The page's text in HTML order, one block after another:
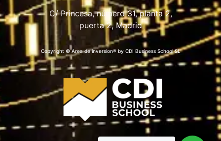
C/ Princesa, número 31, planta 2,
puerta 2, Madrid
Copyright © Area de inversion® by CDI Business School SL